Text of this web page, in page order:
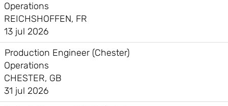
Operations
REICHSHOFFEN, FR
13 jul 2026
Production Engineer (Chester)
Operations
CHESTER, GB
31 jul 2026